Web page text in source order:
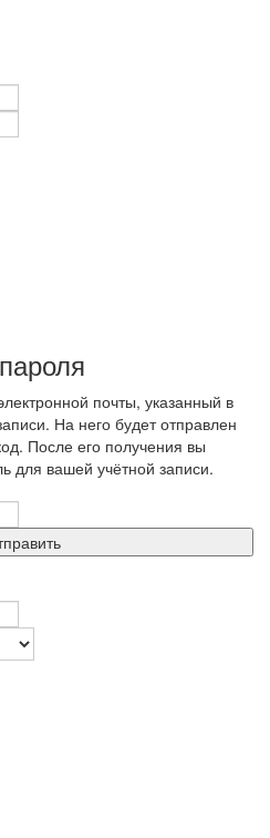
почты, указанный в
На него будет отправлен
После его получения вы
для вашей учётной записи.